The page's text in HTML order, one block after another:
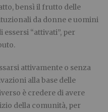
bensì il frutto delle
da donne e uomini
“attivati”, per
attivamente o senza
alla base delle
è credere di avere
della comunità, per